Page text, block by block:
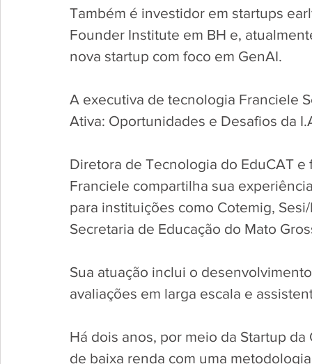
Também é investidor em startups
Founder Institute em BH e,
nova startup com foco em GenAI.
A executiva de tecnologia Franciele
Ativa: Oportunidades e Desafios da
Diretora de Tecnologia do EduCAT
Franciele compartilha sua
para instituições como Cotemig,
Secretaria de Educação do Mato
Sua atuação inclui o
avaliações em larga escala e
Há dois anos, por meio da Startup
de baixa renda com uma